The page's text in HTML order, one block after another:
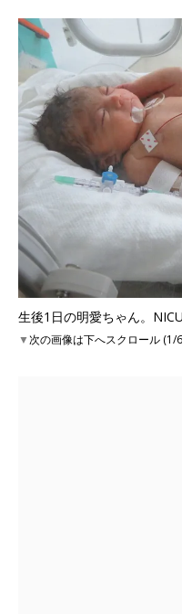
生後1日の明愛ちゃん。
▼次の画像は下へスクロール (1/